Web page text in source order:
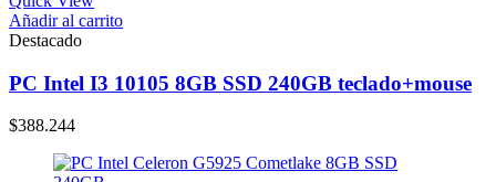
Añadir al carrito
Destacado
PC Intel I3 10105 8GB SSD 240GB teclado+mouse
$388.244